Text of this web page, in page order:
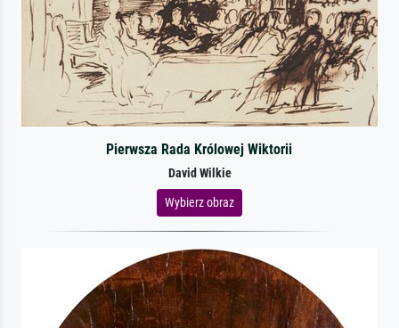
Pierwsza Rada Królowej Wiktorii
David Wilkie
Wybierz obraz